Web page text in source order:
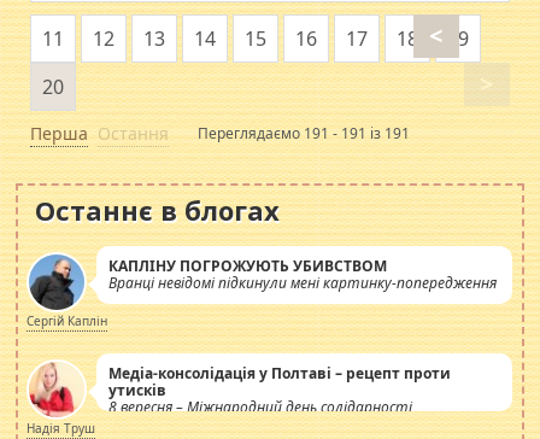
Перша
<
11 12 13 14 15 16 17 18
19
20
>
Остання Переглядаємо 191 - 191 із 191
Останнє в блогах
КАПЛІНУ ПОГРОЖУЮТЬ УБИВСТВОМ
Вранці невідомі підкинули мені картинку-попередження
Сергій Каплін
Медіа-консолідація у Полтаві – рецепт проти
утисків
8 вересня – Міжнародний день солідарності
журналістів.
Надія Труш